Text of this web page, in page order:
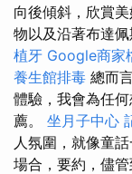
向後傾斜，欣賞
物以及沿著布達
植牙 Google商家
養生館排毒 總而
體驗，我會為任
薦。 坐月子中心
人氛圍，就像童
場合，要約，儘